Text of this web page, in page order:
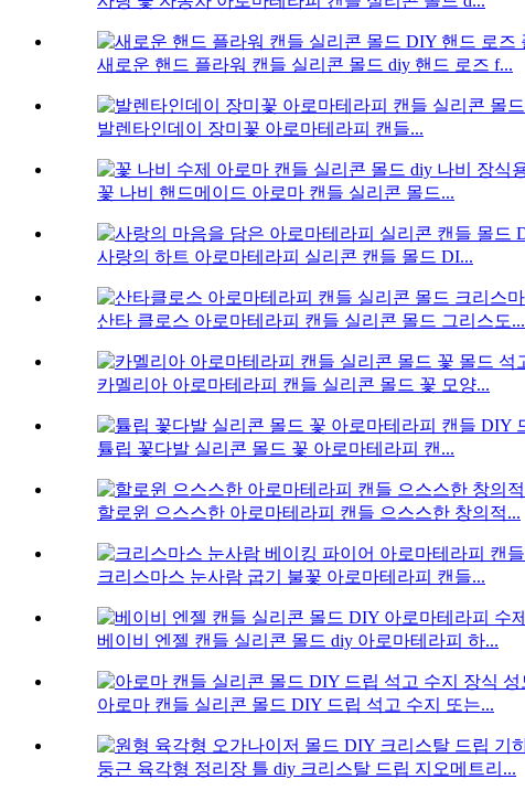
새로운 핸드 플라워 캔들 실리콘 몰드 diy 핸드 로즈 f...
발렌타인데이 장미꽃 아로마테라피 캔들...
꽃 나비 핸드메이드 아로마 캔들 실리콘 몰드...
사랑의 하트 아로마테라피 실리콘 캔들 몰드 DI...
산타 클로스 아로마테라피 캔들 실리콘 몰드 그리스도...
카멜리아 아로마테라피 캔들 실리콘 몰드 꽃 모양...
튤립 꽃다발 실리콘 몰드 꽃 아로마테라피 캔...
할로윈 으스스한 아로마테라피 캔들 으스스한 창의적...
크리스마스 눈사람 굽기 불꽃 아로마테라피 캔들...
베이비 엔젤 캔들 실리콘 몰드 diy 아로마테라피 하...
아로마 캔들 실리콘 몰드 DIY 드립 석고 수지 또는...
둥근 육각형 정리장 틀 diy 크리스탈 드립 지오메트리...